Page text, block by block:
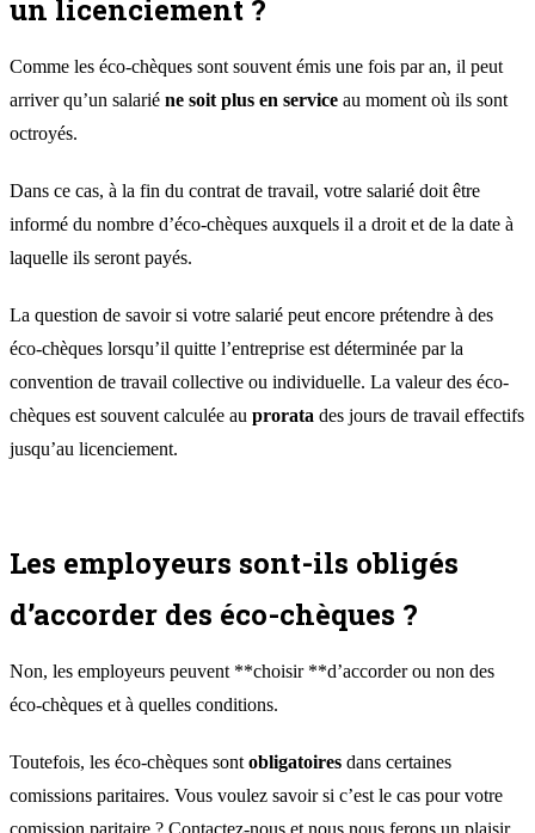
un licenciement ?
Comme les éco-chèques sont souvent émis une fois par an, il peut
arriver qu’un salarié ne soit plus en service au moment où ils sont
octroyés.
Dans ce cas, à la fin du contrat de travail, votre salarié doit être
informé du nombre d’éco-chèques auxquels il a droit et de la date à
laquelle ils seront payés.
La question de savoir si votre salarié peut encore prétendre à des
éco-chèques lorsqu’il quitte l’entreprise est déterminée par la
convention de travail collective ou individuelle. La valeur des éco-
chèques est souvent calculée au prorata des jours de travail effectifs
jusqu’au licenciement.
Les employeurs sont-ils obligés
d’accorder des éco-chèques ?
Non, les employeurs peuvent **choisir **d’accorder ou non des
éco-chèques et à quelles conditions.
Toutefois, les éco-chèques sont obligatoires dans certaines
comissions paritaires. Vous voulez savoir si c’est le cas pour votre
comission paritaire ? Contactez-nous et nous nous ferons un plaisir